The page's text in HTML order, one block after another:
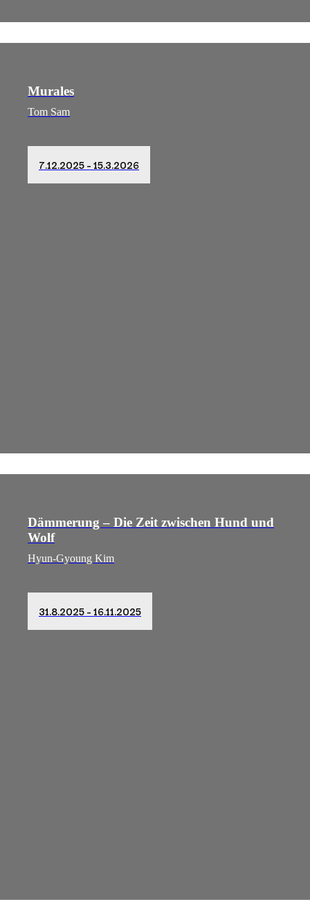
Murales
Tom Sam
7.12.2025 – 15.3.2026
Dämmerung – Die Zeit zwischen Hund und
Wolf
Hyun-Gyoung Kim
31.8.2025 – 16.11.2025